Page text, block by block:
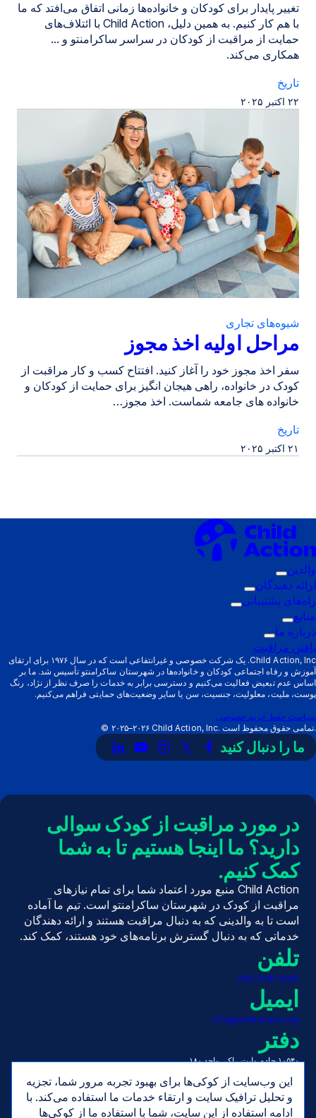
این وب‌سایت از کوکی‌ها برای بهبود تجربه مرور شما، تجزیه
و تحلیل ترافیک سایت و ارتقاء خدمات ما استفاده می‌کند. با
ادامه استفاده از این سایت، شما با استفاده ما از کوکی‌ها
تغییر پایدار برای کودکان و خانواده‌ها زمانی اتفاق می‌افتد که ما
با هم کار کنیم. به همین دلیل، Child Action با ائتلاف‌های
حمایت از مراقبت از کودکان در سراسر ساکرامنتو و ...
همکاری می‌کند.
تاریخ
۲۲ اکتبر ۲۰۲۵
مراحل اولیه اخذ مجوز
شیوه‌های تجاری
سفر اخذ مجوز خود را آغاز کنید. افتتاح کسب و کار مراقبت از
کودک در خانواده، راهی هیجان انگیز برای حمایت از کودکان و
خانواده های جامعه شماست. اخذ مجوز…
تاریخ
۲۱ اکتبر ۲۰۲۵
والدین
زیرمنوی
فعال‌سازی:
والدین
ارائه دهندگان
زیرمنوی
فعال‌سازی:
راه‌های پشتیبانی
زیرمنوی
پشتیبانی
منابع
زیرمنوی
فعال‌سازی:
منابع
درباره ما
زیرمنوی
فعال‌سازی:
درباره
ما
یافتن مراقبت
Child Action, Inc. یک شرکت خصوصی و غیرانتفاعی است که در سال ۱۹۷۶ برای ارتقای
آموزش و رفاه اجتماعی کودکان و خانواده‌ها در شهرستان ساکرامنتو تأسیس شد. ما بر
اساس عدم تبعیض فعالیت می‌کنیم و دسترسی برابر به خدمات را صرف نظر از نژاد، رنگ
پوست، ملیت، معلولیت، جنسیت، سن یا سایر وضعیت‌های حمایتی فراهم می‌کنیم.
سیاست حفظ حریم خصوصی
© ۲۰۲۵–۲۰۲۶ Child Action, Inc. تمامی حقوق محفوظ است.
ما را دنبال کنید پیوند
به
لینک
به
(توییتر)
لینک
به
لینک
به
لینک
به
در مورد مراقبت از کودک سوالی
دارید؟ ما اینجا هستیم تا به شما
کمک کنیم.
Child Action منبع مورد اعتماد شما برای تمام نیازهای
مراقبت از کودک در شهرستان ساکرامنتو است. تیم ما آماده
است تا به والدینی که به دنبال مراقبت هستند و ارائه دهندگان
خدماتی که به دنبال گسترش برنامه‌های خود هستند، کمک کند.
تلفن
(916) 369-0191
ایمیل
info@childaction.org
دفتر
۱۰۵۴۰ جاده وایت راک، واحد ۱۸۰
ساعت‌ها
دوشنبه تا جمعه، ۷:۳۰ صبح تا ۵:۰۰ بعد از ظهر